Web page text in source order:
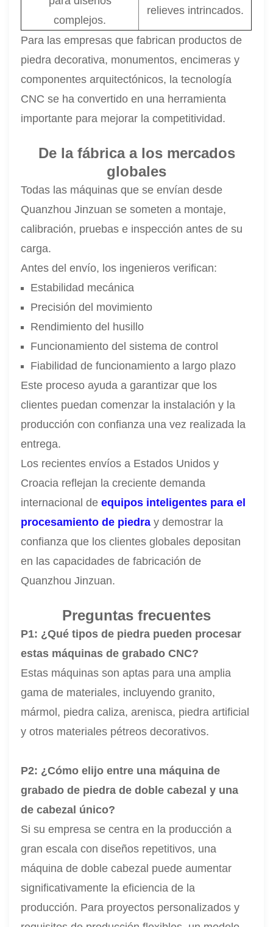
complejos.
relieves intrincados.
Para las empresas que fabrican productos de
piedra decorativa, monumentos, encimeras y
componentes arquitectónicos, la tecnología
CNC se ha convertido en una herramienta
importante para mejorar la competitividad.
De la fábrica a los mercados
globales
Todas las máquinas que se envían desde
Quanzhou Jinzuan se someten a montaje,
calibración, pruebas e inspección antes de su
carga.
Antes del envío, los ingenieros verifican:
Estabilidad mecánica
Precisión del movimiento
Rendimiento del husillo
Funcionamiento del sistema de control
Fiabilidad de funcionamiento a largo plazo
Este proceso ayuda a garantizar que los
clientes puedan comenzar la instalación y la
producción con confianza una vez realizada la
entrega.
Los recientes envíos a Estados Unidos y
Croacia reflejan la creciente demanda
internacional deequipos inteligentes para el
procesamiento de piedra y demostrar la
confianza que los clientes globales depositan
en las capacidades de fabricación de
Quanzhou Jinzuan.
Preguntas frecuentes
P1: ¿Qué tipos de piedra pueden procesar
estas máquinas de grabado CNC?
Estas máquinas son aptas para una amplia
gama de materiales, incluyendo granito,
mármol, piedra caliza, arenisca, piedra artificial
y otros materiales pétreos decorativos.
P2: ¿Cómo elijo entre una máquina de
grabado de piedra de doble cabezal y una
de cabezal único?
Si su empresa se centra en la producción a
gran escala con diseños repetitivos, una
máquina de doble cabezal puede aumentar
significativamente la eficiencia de la
producción. Para proyectos personalizados y